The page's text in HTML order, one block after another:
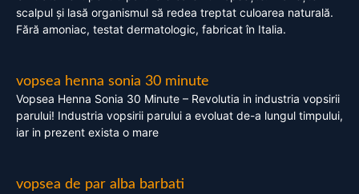
scalpul și lasă organismul să redea treptat culoarea naturală.
Fără amoniac, testat dermatologic, fabricat în Italia.
vopsea henna sonia 30 minute
Vopsea Henna Sonia 30 Minute – Revolutia in industria vopsirii
parului! Industria vopsirii parului a evoluat de-a lungul timpului,
iar in prezent exista o mare
vopsea de par alba barbati